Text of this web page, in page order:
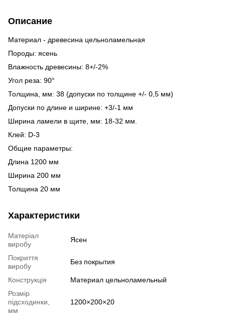
Описание
Материал - древесина цельноламельная
Породы: ясень
Влажность древесины: 8+/-2%
Угол реза: 90°
Толщина, мм: 38 (допуски по толщине +/- 0,5 мм)
Допуски по длине и ширине: +3/-1 мм
Ширина ламели в щите, мм: 18-32 мм.
Клей: D-3
Общие параметры:
Длина 1200 мм
Ширина 200 мм
Толщина 20 мм
Характеристики
Матеріал
виробу
Ясен
Покриття
виробу
Без покрытия
Конструкція
Материал цельноламельный
Розмір
підсходинки,
мм
1200×200×20